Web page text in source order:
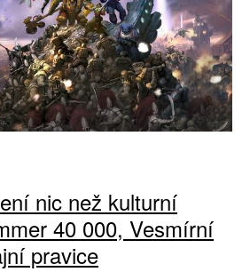
nic než kulturní
40 000, Vesmírní
pravice